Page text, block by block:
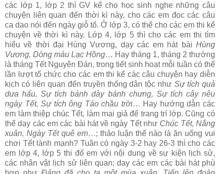
các lớp 1, lớp 2 thì GV kể cho học sinh nghe những câu
chuyện liên quan đến thời kì này, cho các em đọc các câu
ca dao nói đến ngày giỗ tổ. Ở lớp 3, có thể cho các em thi kể
chuyện về thời kì này. Lớp 4, lớp 5 thì cho các em thi tìm
hiểu về thời đại Hùng Vương, dạy các em hát bài Hùng
Vương, Dòng máu Lạc Hồng… Hay tháng 1, tháng 2 thường
là tháng Tết Nguyên Đán, trong tiết sinh hoạt mỗi tuần có thể
lần lượt tổ chức cho các em thi kể các câu chuyện hay diễn
kịch có liên quan đến truyền thống dân tộc nhưSự tích quả
dưa hấu, Sự tích bánh dày bánh chưng, Sự tích cây nêu
ngày Tết, Sự tích ông Táo chầu trời… Hay hướng dẫn các
em làm thiệp chúc Tết, làm mai giả để trang trí lớp. Cũng có
thể dạy các em các bài hát về ngày Tết như Chúc Tết, Nắng
xuân, Ngày Tết quê em…; thảo luận thế nào là ăn uống vui
chơi Tết lành mạnh? Tuần có ngày 3-2 hay 26-3 thì cho các
em lớp 4, lớp 5 thi đố em với nội dung về sự kiện lịch sử,
các nhân vật lịch sử liên quan; dạy các em các bài hát phù